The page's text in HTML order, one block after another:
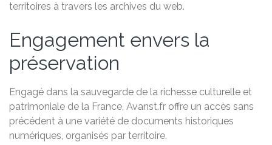
territoires à travers les archives du web.
Engagement envers la
préservation
Engagé dans la sauvegarde de la richesse culturelle et
patrimoniale de la France, Avanst.fr offre un accès sans
précédent à une variété de documents historiques
numériques, organisés par territoire.